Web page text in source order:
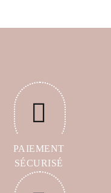
PAIEMENT
SÉCURISÉ